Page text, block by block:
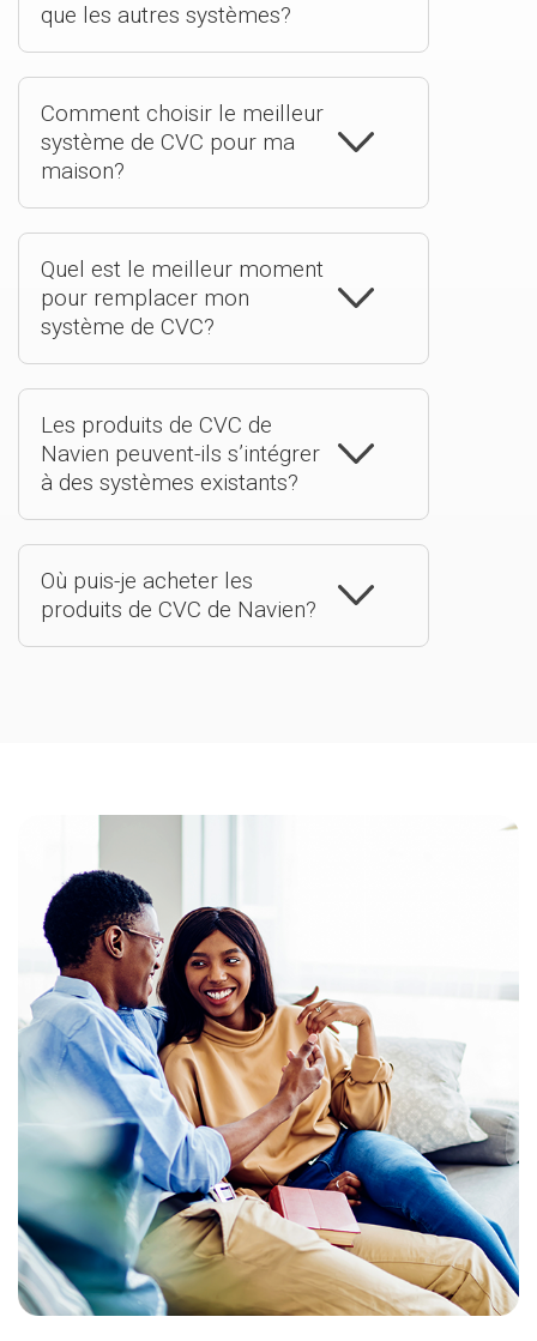
que les autres systèmes?
Comment choisir le meilleur
système de CVC pour ma
maison?
Quel est le meilleur moment
pour remplacer mon
système de CVC?
Les produits de CVC de
Navien peuvent-ils s’intégrer
à des systèmes existants?
Où puis-je acheter les
produits de CVC de Navien?